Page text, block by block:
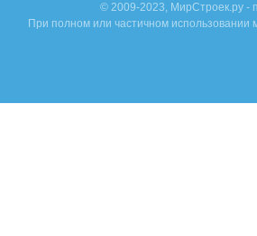
© 2009-2023, МирСтроек.ру -
При полном или частичном использовании